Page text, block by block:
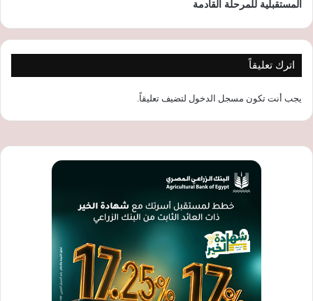
المستقبلية للمرحلة القادمة
اترك تعليقاً
يجب أنت تكون مسجل الدخول لتضيف تعليقاً.